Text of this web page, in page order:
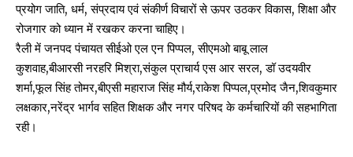
प्रयोग जाति, धर्म, संप्रदाय एवं संकीर्ण विचारों से ऊपर उठकर विकास, शिक्षा और
रोजगार को ध्यान में रखकर करना चाहिए।
रैली में जनपद पंचायत सीईओ एल एन पिप्पल, सीएमओ बाबू लाल
कुशवाह,बीआरसी नरहरि मिश्रा,संकुल प्राचार्य एस आर सरल, डॉ उदयवीर
शर्मा,फूल सिंह तोमर,बीएसी महाराज सिंह मौर्य,राकेश पिप्पल,प्रमोद जैन,शिवकुमार
लक्षकार,नरेंद्र भार्गव सहित शिक्षक और नगर परिषद के कर्मचारियों की सहभागिता
रही।